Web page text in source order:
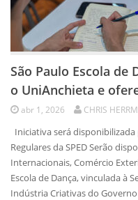
São Paulo Escola de
o UniAnchieta e
abr 1, 2026 CHRIS
Iniciativa será
Regulares da SPED Serão
Internacionais, Comércio
Escola de Dança, vinculada à
Indústria Criativas do